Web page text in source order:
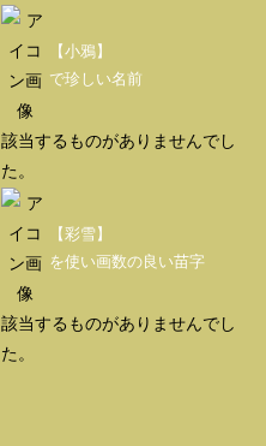
【小鴉】
で珍しい名前
該当するものがありませんでし
た。
【彩雪】
を使い画数の良い苗字
該当するものがありませんでし
た。